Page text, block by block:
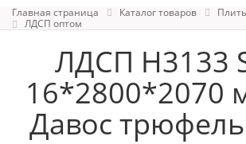
Главная страница Каталог товаров
ЛДСП оптом
ЛДСП H3133
16*2800*2070
Давос